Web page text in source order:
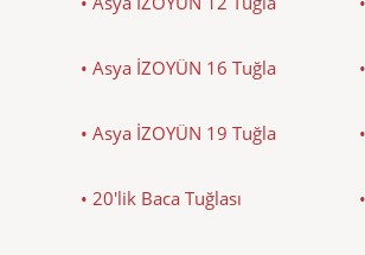
• Asya İZOYÜN 16 Tuğla
• Asya İZOYÜN 19 Tuğla
• 20'lik Baca Tuğlası